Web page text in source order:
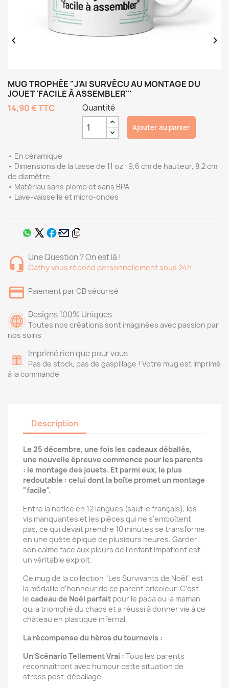
 
MUG TROPHÉE "J'AI SURVÉCU AU MONTAGE DU
JOUET 'FACILE À ASSEMBLER'"
14,90 €TTC
• En céramique
• Dimensions de la tasse de 11 oz : 9,6 cm de hauteur, 8,2 cm
de diamètre
• Matériau sans plomb et sans BPA
• Lave-vaisselle et micro-ondes
Quantité
Ajouter au panier
Une Question ? On est là !
Cathy vous répond personnellement sous 24h
Paiement par CB sécurisé
Designs 100% Uniques
Toutes nos créations sont imaginées avec passion par
nos soins
Imprimé rien que pour vous
Pas de stock, pas de gaspillage ! Votre mug est imprimé
à la commande
Description
Le 25 décembre, une fois les cadeaux déballés,
une nouvelle épreuve commence pour les parents
: le montage des jouets. Et parmi eux, le plus
redoutable : celui dont la boîte promet un montage
"facile".
Entre la notice en 12 langues (sauf le français), les
vis manquantes et les pièces qui ne s'emboîtent
pas, ce qui devait prendre 10 minutes se transforme
en une quête épique de plusieurs heures. Garder
son calme face aux pleurs de l'enfant impatient est
un véritable exploit.
Ce mug de la collection "Les Survivants de Noël" est
la médaille d'honneur de ce parent bricoleur. C'est
le cadeau de Noël parfait pour le papa ou la maman
qui a triomphé du chaos et a réussi à donner vie à ce
château en plastique infernal.
La récompense du héros du tournevis :
Un Scénario Tellement Vrai : Tous les parents
reconnaîtront avec humour cette situation de
stress post-déballage.